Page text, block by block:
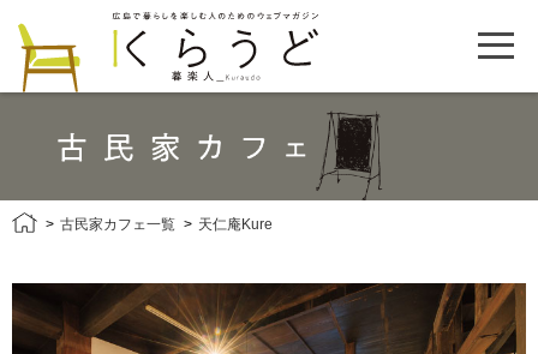
古民家カフェ一覧 天仁庵Kure